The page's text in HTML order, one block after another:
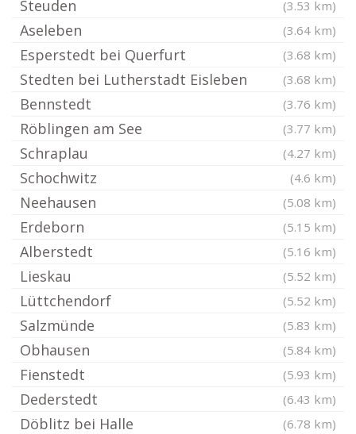
Steuden (3.53 km)
Aseleben (3.64 km)
Esperstedt bei Querfurt (3.68 km)
Stedten bei Lutherstadt Eisleben (3.68 km)
Bennstedt (3.76 km)
Röblingen am See (3.77 km)
Schraplau (4.27 km)
Schochwitz (4.6 km)
Neehausen (5.08 km)
Erdeborn (5.15 km)
Alberstedt (5.16 km)
Lieskau (5.52 km)
Lüttchendorf (5.52 km)
Salzmünde (5.83 km)
Obhausen (5.84 km)
Fienstedt (5.93 km)
Dederstedt (6.43 km)
Döblitz bei Halle (6.78 km)